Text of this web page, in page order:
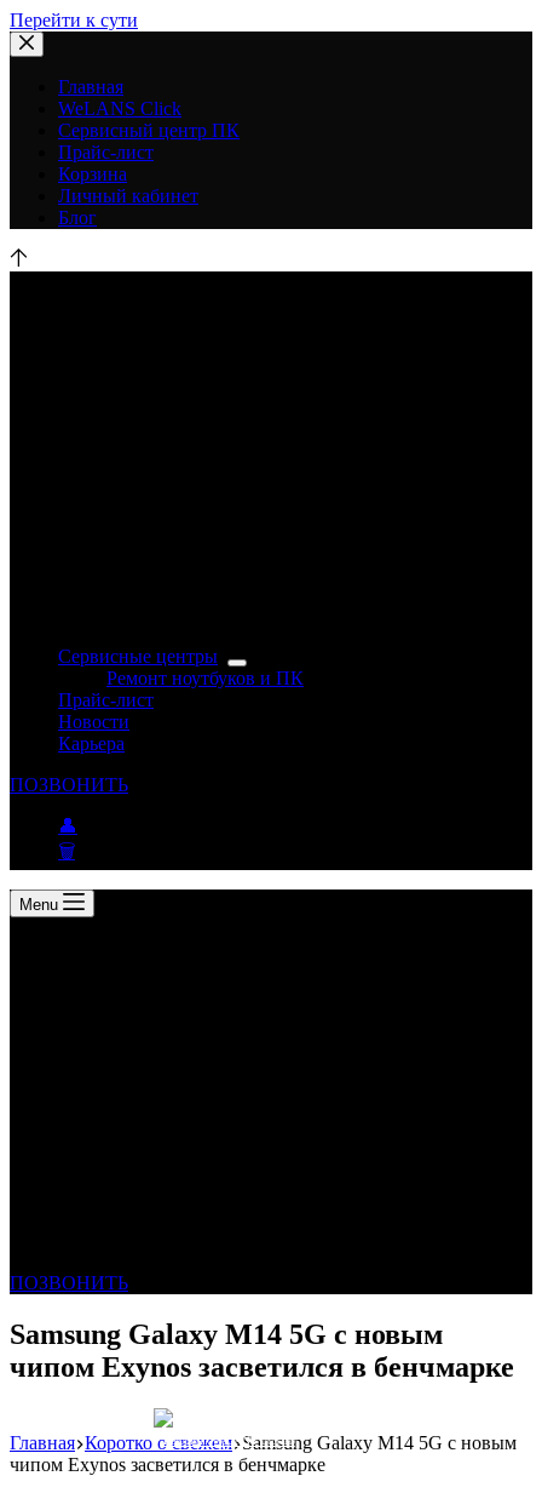
Перейти к сути
Главная
WeLANS Click
Сервисный центр ПК
Прайс-лист
Корзина
Личный кабинет
Блог
Сервисные центры
Ремонт ноутбуков и ПК
Прайс-лист
Новости
Карьера
ПОЗВОНИТЬ
👤
🗑
Menu
ПОЗВОНИТЬ
Samsung Galaxy M14 5G с новым
чипом Exynos засветился в бенчмарке
Реклама: WeLANS облако
Главная Коротко о свежем Samsung Galaxy M14 5G с новым
чипом Exynos засветился в бенчмарке